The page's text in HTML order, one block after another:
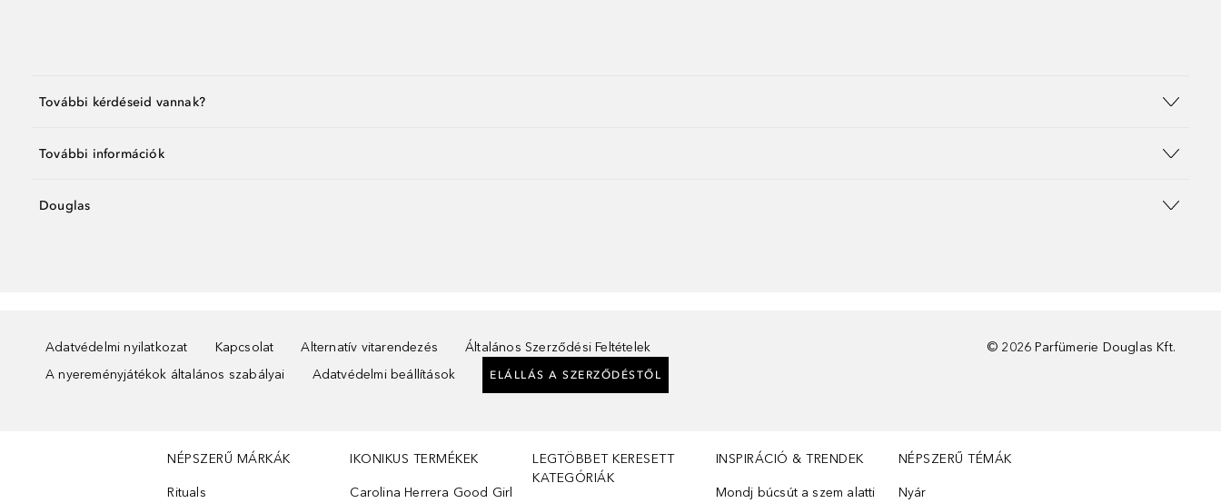
További kérdéseid vannak?
További információk
Douglas
Adatvédelmi nyilatkozat Kapcsolat Alternatív vitarendezés
Általános Szerződési Feltételek
A nyereményjátékok általános szabályai
Adatvédelmi beállítások ELÁLLÁS A SZERZŐDÉSTŐL
© 2026 Parfümerie Douglas Kft.
NÉPSZERŰ MÁRKÁK
Rituals
IKONIKUS TERMÉKEK
Carolina Herrera Good Girl
LEGTÖBBET KERESETT
KATEGÓRIÁK
INSPIRÁCIÓ & TRENDEK
Mondj búcsút a szem alatti
NÉPSZERŰ TÉMÁK
Nyár